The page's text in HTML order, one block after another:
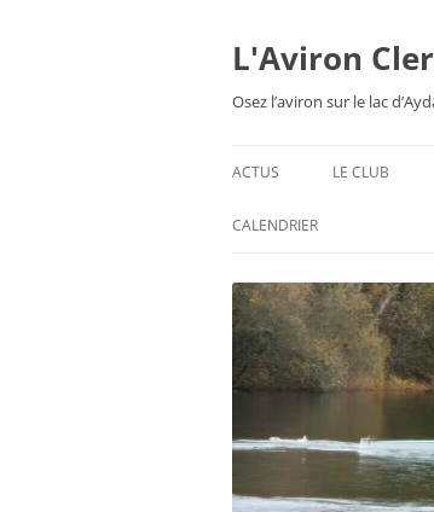
L'Aviron
Osez l’aviron sur le lac
ACTUS LE CLUB
ESPACE
TARIFS 2026-27
CALENDRIER